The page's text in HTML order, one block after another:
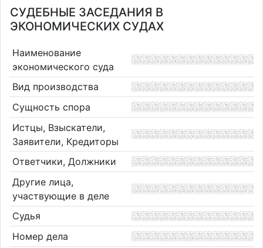
СУДЕБНЫЕ ЗАСЕДАНИЯ В
ЭКОНОМИЧЕСКИХ СУДАХ
Наименование
экономического суда
Вид производства
Сущность спора
Истцы, Взыскатели,
Заявители, Кредиторы
Ответчики, Должники
Другие лица,
участвующие в деле
Судья
Номер дела